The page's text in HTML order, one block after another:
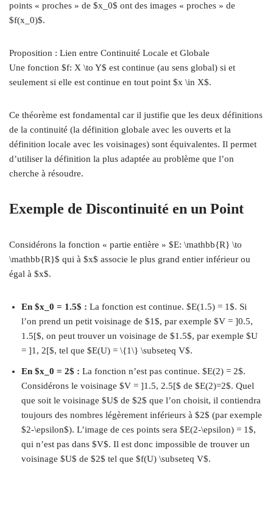
points « proches » de $x_0$ ont des images « proches » de
$f(x_0)$.
Proposition : Lien entre Continuité Locale et Globale
Une fonction $f: X \to Y$ est continue (au sens global) si et
seulement si elle est continue en tout point $x \in X$.
Ce théorème est fondamental car il justifie que les deux définitions
de la continuité (la définition globale avec les ouverts et la
définition locale avec les voisinages) sont équivalentes. Il permet
d’utiliser la définition la plus adaptée au problème que l’on
cherche à résoudre.
Exemple de Discontinuité en un Point
Considérons la fonction « partie entière » $E: \mathbb{R} \to
\mathbb{R}$ qui à $x$ associe le plus grand entier inférieur ou
égal à $x$.
En $x_0 = 1.5$ : La fonction est continue. $E(1.5) = 1$. Si
l’on prend un petit voisinage de $1$, par exemple $V = ]0.5,
1.5[$, on peut trouver un voisinage de $1.5$, par exemple $U
= ]1, 2[$, tel que $E(U) = \{1\} \subseteq V$.
En $x_0 = 2$ : La fonction n’est pas continue. $E(2) = 2$.
Considérons le voisinage $V = ]1.5, 2.5[$ de $E(2)=2$. Quel
que soit le voisinage $U$ de $2$ que l’on choisit, il contiendra
toujours des nombres légèrement inférieurs à $2$ (par exemple
$2-\epsilon$). L’image de ces points sera $E(2-\epsilon) = 1$,
qui n’est pas dans $V$. Il est donc impossible de trouver un
voisinage $U$ de $2$ tel que $f(U) \subseteq V$.